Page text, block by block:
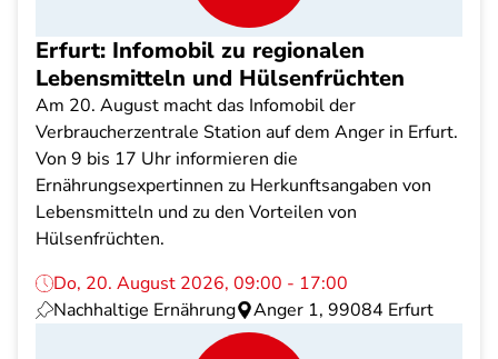
Erfurt: Infomobil zu regionalen
Lebensmitteln und Hülsenfrüchten
Am 20. August macht das Infomobil der
Verbraucherzentrale Station auf dem Anger in Erfurt.
Von 9 bis 17 Uhr informieren die
Ernährungsexpertinnen zu Herkunftsangaben von
Lebensmitteln und zu den Vorteilen von
Hülsenfrüchten.
Do, 20. August 2026, 09:00 - 17:00
Nachhaltige Ernährung
Anger 1, 99084 Erfurt